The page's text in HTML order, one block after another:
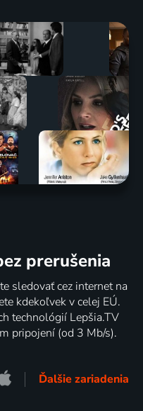
prerušenia
sledovať cez internet na
kdekoľvek v celej EÚ.
technológií Lepšia.TV
pripojení (od 3 Mb/s).
Ďalšie zariadenia